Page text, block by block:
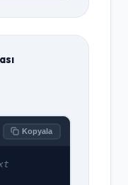
Kopyala